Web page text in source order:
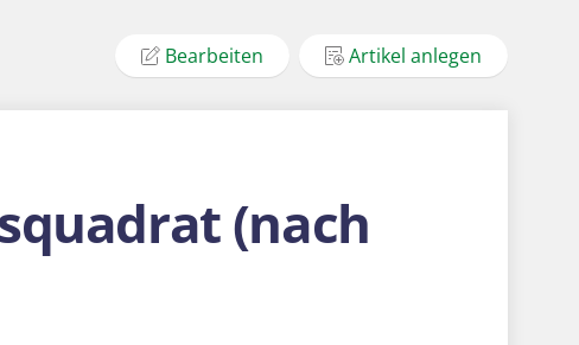
Bearbeiten Artikel anlegen
(nach